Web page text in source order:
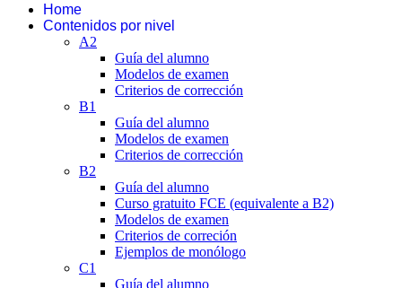
Home
Contenidos por nivel
A2
Guía del alumno
Modelos de examen
Criterios de corrección
B1
Guía del alumno
Modelos de examen
Criterios de corrección
B2
Guía del alumno
Curso gratuito FCE (equivalente a B2)
Modelos de examen
Criterios de correción
Ejemplos de monólogo
C1
Guía del alumno